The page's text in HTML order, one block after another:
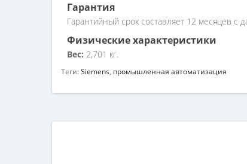
Гарантия
Гарантийный срок составляет 12 месяцев с
Физические характеристики
Вес: 2,701 кг.
Теги:Siemens, промышленная автоматизация